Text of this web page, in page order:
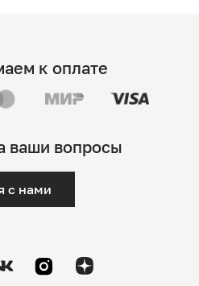
к оплате
ваши вопросы
с нами